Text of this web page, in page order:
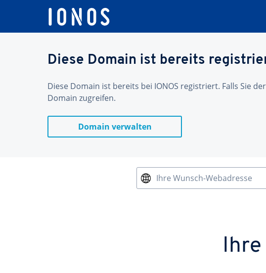
Diese Domain ist bereits
Diese Domain ist bereits bei IONOS registriert. Falls Sie
Domain zugreifen.
Domain verwalten
Ihre Wunsch-Webadresse